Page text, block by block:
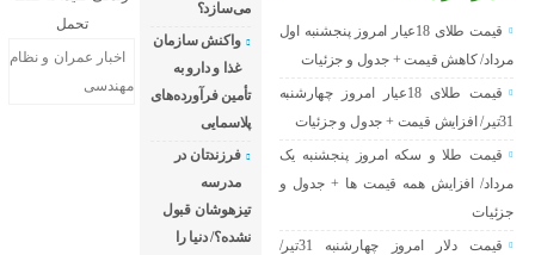
قیمت طلای 18عیار امروز پنجشنبه اول
مرداد/ کاهش قیمت + جدول و جزئیات
قیمت طلای 18عیار امروز چهارشنبه
31تیر/ افزایش قیمت + جدول و جزئیات
قیمت طلا و سکه امروز پنجشنبه یک
مرداد/ افزایش همه قیمت ها + جدول و
جزئیات
قیمت دلار امروز چهارشنبه 31تیر/
می‌سازد؟
واکنش سازمان
غذا و دارو به
تأمین فرآورده‌های
پلاسمایی
فرزندتان در
مدرسه
تیزهوشان قبول
نشده؟/ دنیا را
تحمل
اخبار عمران و نظام
مهندسی